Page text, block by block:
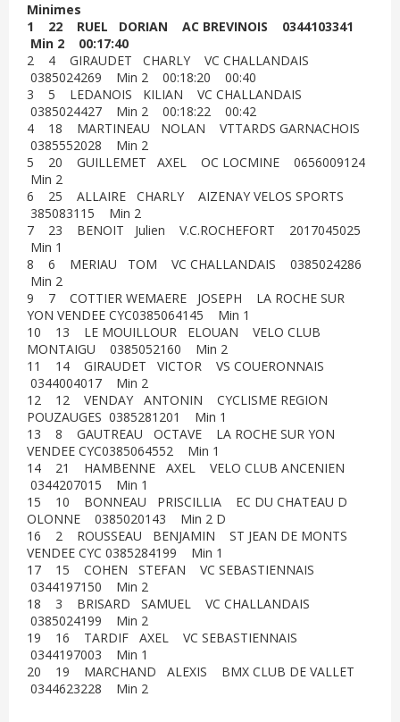
Minimes
1 22 RUEL DORIAN AC BREVINOIS 0344103341
Min 2 00:17:40
2 4 GIRAUDET CHARLY VC CHALLANDAIS
0385024269 Min 2 00:18:20 00:40
3 5 LEDANOIS KILIAN VC CHALLANDAIS
0385024427 Min 2 00:18:22 00:42
4 18 MARTINEAU NOLAN VTTARDS GARNACHOIS
0385552028 Min 2
5 20 GUILLEMET AXEL OC LOCMINE 0656009124
Min 2
6 25 ALLAIRE CHARLY AIZENAY VELOS SPORTS
385083115 Min 2
7 23 BENOIT Julien V.C.ROCHEFORT 2017045025
Min 1
8 6 MERIAU TOM VC CHALLANDAIS 0385024286
Min 2
9 7 COTTIER WEMAERE JOSEPH LA ROCHE SUR
YON VENDEE CYC0385064145 Min 1
10 13 LE MOUILLOUR ELOUAN VELO CLUB
MONTAIGU 0385052160 Min 2
11 14 GIRAUDET VICTOR VS COUERONNAIS
0344004017 Min 2
12 12 VENDAY ANTONIN CYCLISME REGION
POUZAUGES 0385281201 Min 1
13 8 GAUTREAU OCTAVE LA ROCHE SUR YON
VENDEE CYC0385064552 Min 1
14 21 HAMBENNE AXEL VELO CLUB ANCENIEN
0344207015 Min 1
15 10 BONNEAU PRISCILLIA EC DU CHATEAU D
OLONNE 0385020143 Min 2 D
16 2 ROUSSEAU BENJAMIN ST JEAN DE MONTS
VENDEE CYC 0385284199 Min 1
17 15 COHEN STEFAN VC SEBASTIENNAIS
0344197150 Min 2
18 3 BRISARD SAMUEL VC CHALLANDAIS
0385024199 Min 2
19 16 TARDIF AXEL VC SEBASTIENNAIS
0344197003 Min 1
20 19 MARCHAND ALEXIS BMX CLUB DE VALLET
0344623228 Min 2